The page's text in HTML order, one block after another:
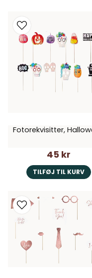
Fotorekvisitter,
45 kr
TILFØJ TIL KURV